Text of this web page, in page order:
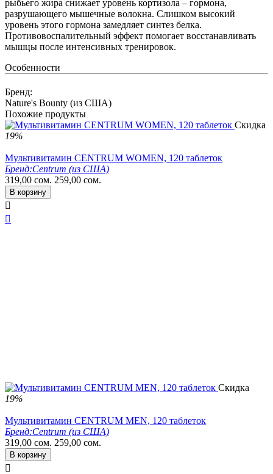
рыбьего жира снижает уровень кортизола – гормона,
разрушающего мышечные волокна. Слишком высокий
уровень этого гормона замедляет синтез белка.
Противовоспалительный эффект помогает восстанавливать
мышцы после интенсивных тренировок.
Особенности
Бренд:
Nature's Bounty (из США)
Похожие продукты
Скидка
19%
Мультивитамин CENTRUM WOMEN, 120 таблеток
Бренд:Centrum (из США)
319,00 сом. 259,00 сом.
В корзину


Скидка
19%
Мультивитамин CENTRUM MEN, 120 таблеток
Бренд:Centrum (из США)
319,00 сом. 259,00 сом.
В корзину
